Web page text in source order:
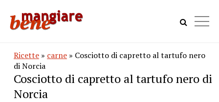
Ricette » carne » Cosciotto di capretto al tartufo nero
di Norcia
Cosciotto di capretto al tartufo nero di
Norcia